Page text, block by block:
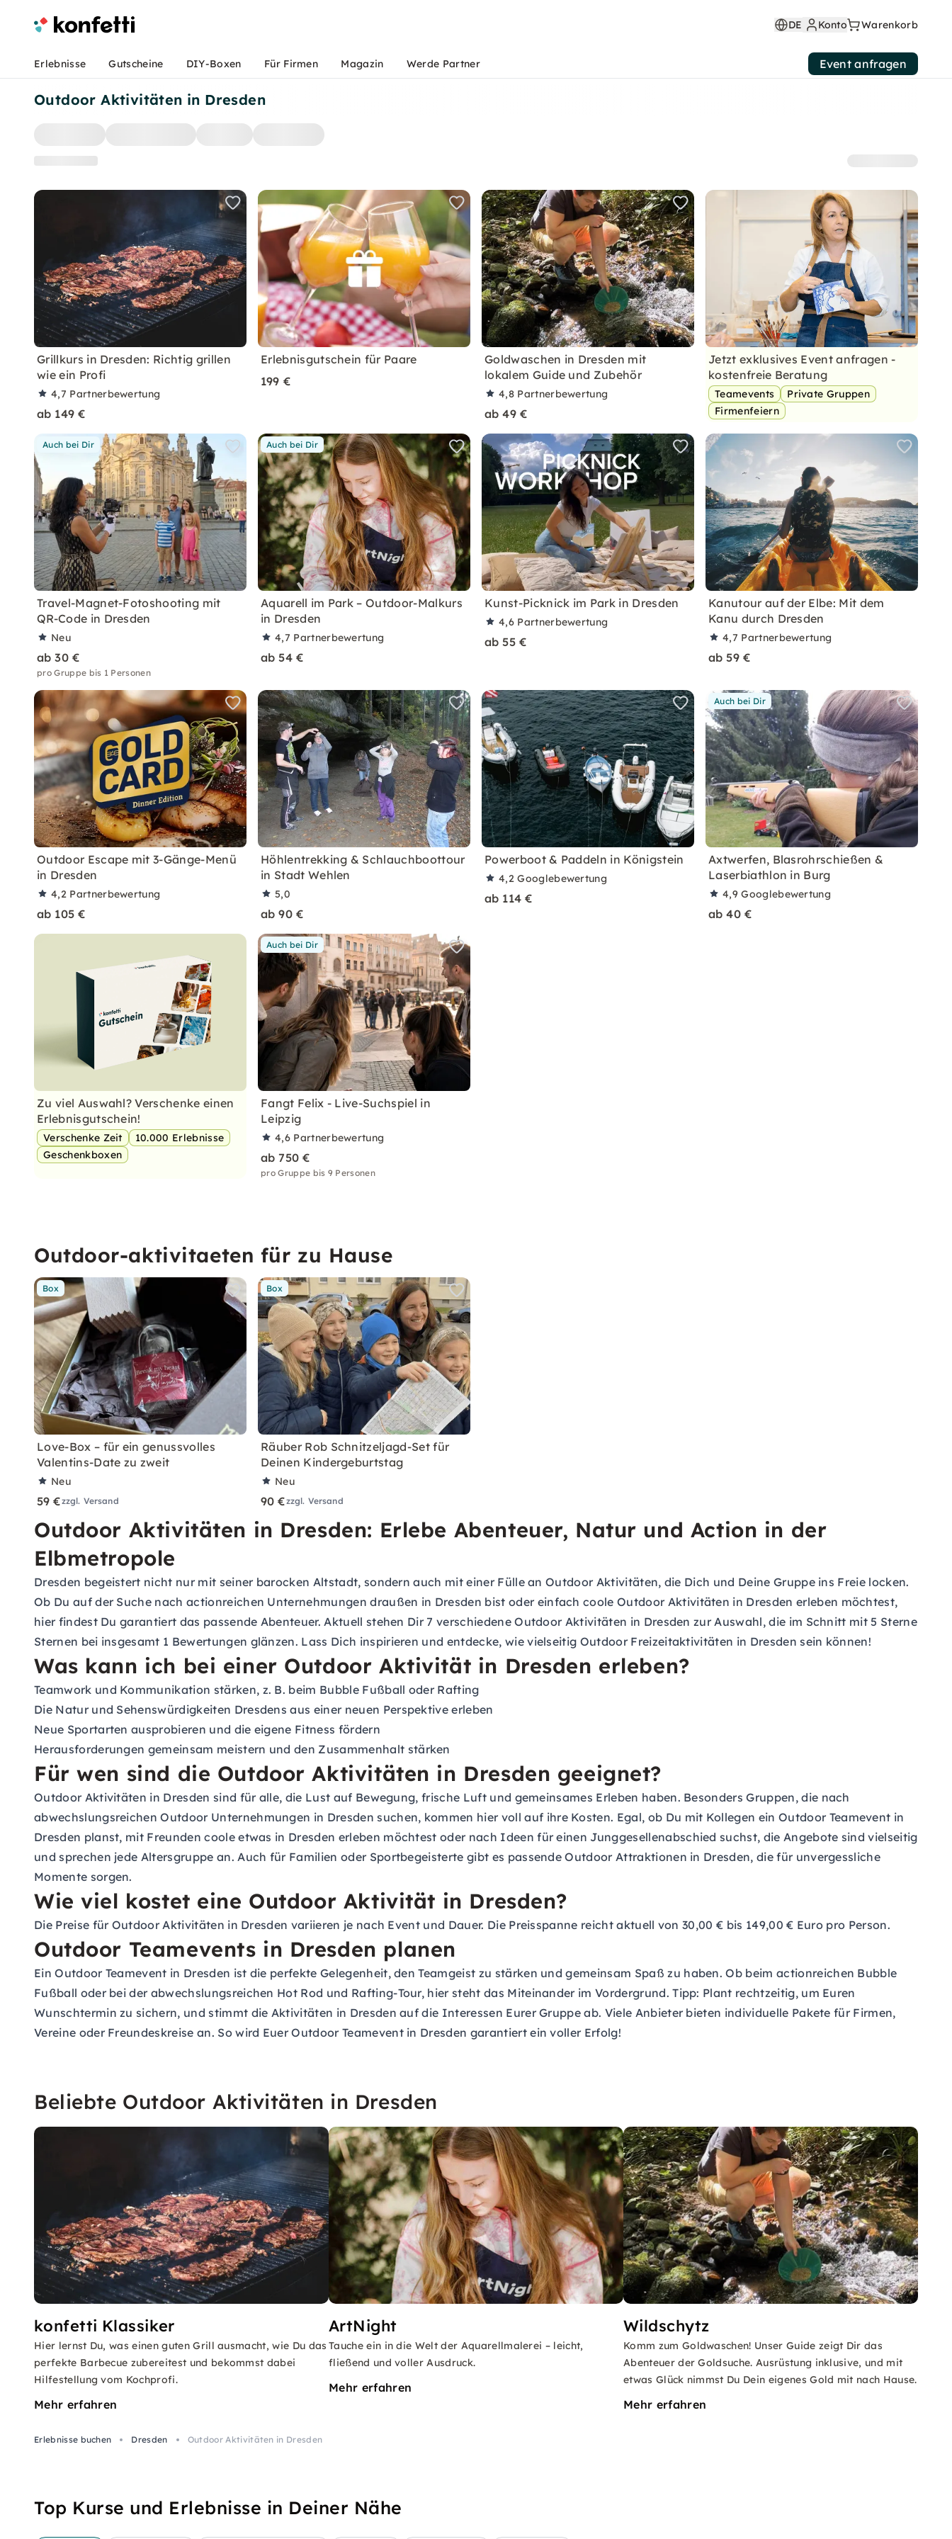
Outdoor Aktivitäten in Dresden
Grillkurs in Dresden: Richtig grillen
wie ein Profi
4,7 Partnerbewertung
ab 149 €
Erlebnisgutschein für Paare
199 €
Goldwaschen in Dresden mit
lokalem Guide und Zubehör
4,8 Partnerbewertung
ab 49 €
Jetzt exklusives Event anfragen -
kostenfreie Beratung
Teamevents
Private Gruppen
Firmenfeiern
Auch bei Dir
Travel-Magnet-Fotoshooting mit
QR-Code in Dresden
Neu
ab 30 €
pro Gruppe bis 1 Personen
Auch bei Dir
Aquarell im Park – Outdoor-Malkurs
in Dresden
4,7 Partnerbewertung
ab 54 €
Kunst-Picknick im Park in Dresden
4,6 Partnerbewertung
ab 55 €
Kanutour auf der Elbe: Mit dem
Kanu durch Dresden
4,7 Partnerbewertung
ab 59 €
Outdoor Escape mit 3-Gänge-Menü
in Dresden
4,2 Partnerbewertung
ab 105 €
Höhlentrekking & Schlauchboottour
in Stadt Wehlen
5,0
ab 90 €
Powerboot & Paddeln in Königstein
4,2Googlebewertung
ab 114 €
Auch bei Dir
Axtwerfen, Blasrohrschießen &
Laserbiathlon in Burg
4,9Googlebewertung
ab 40 €
Zu viel Auswahl? Verschenke einen
Erlebnisgutschein!
Verschenke Zeit
10.000 Erlebnisse
Geschenkboxen
Auch bei Dir
Fangt Felix - Live-Suchspiel in
Leipzig
4,6 Partnerbewertung
ab 750 €
pro Gruppe bis 9 Personen
Outdoor-aktivitaeten für zu Hause
Box
Love-Box – für ein genussvolles
Valentins-Date zu zweit
Neu
59 €zzgl. Versand
Box
Räuber Rob Schnitzeljagd-Set für
Deinen Kindergeburtstag
Neu
90 €zzgl. Versand
Outdoor Aktivitäten in Dresden: Erlebe Abenteuer, Natur und Action in der
Elbmetropole
Dresden begeistert nicht nur mit seiner barocken Altstadt, sondern auch mit einer Fülle an Outdoor Aktivitäten, die Dich und Deine Gruppe ins Freie locken.
Ob Du auf der Suche nach actionreichen Unternehmungen draußen in Dresden bist oder einfach coole Outdoor Aktivitäten in Dresden erleben möchtest,
hier findest Du garantiert das passende Abenteuer. Aktuell stehen Dir 7 verschiedene Outdoor Aktivitäten in Dresden zur Auswahl, die im Schnitt mit 5 Sterne
Sternen bei insgesamt 1 Bewertungen glänzen. Lass Dich inspirieren und entdecke, wie vielseitig Outdoor Freizeitaktivitäten in Dresden sein können!
Was kann ich bei einer Outdoor Aktivität in Dresden erleben?
Teamwork und Kommunikation stärken, z. B. beim Bubble Fußball oder Rafting
Die Natur und Sehenswürdigkeiten Dresdens aus einer neuen Perspektive erleben
Neue Sportarten ausprobieren und die eigene Fitness fördern
Herausforderungen gemeinsam meistern und den Zusammenhalt stärken
Für wen sind die Outdoor Aktivitäten in Dresden geeignet?
Outdoor Aktivitäten in Dresden sind für alle, die Lust auf Bewegung, frische Luft und gemeinsames Erleben haben. Besonders Gruppen, die nach
abwechslungsreichen Outdoor Unternehmungen in Dresden suchen, kommen hier voll auf ihre Kosten. Egal, ob Du mit Kollegen ein Outdoor Teamevent in
Dresden planst, mit Freunden coole etwas in Dresden erleben möchtest oder nach Ideen für einen Junggesellenabschied suchst, die Angebote sind vielseitig
und sprechen jede Altersgruppe an. Auch für Familien oder Sportbegeisterte gibt es passende Outdoor Attraktionen in Dresden, die für unvergessliche
Momente sorgen.
Wie viel kostet eine Outdoor Aktivität in Dresden?
Die Preise für Outdoor Aktivitäten in Dresden variieren je nach Event und Dauer. Die Preisspanne reicht aktuell von 30,00 € bis 149,00 € Euro pro Person.
Outdoor Teamevents in Dresden planen
Ein Outdoor Teamevent in Dresden ist die perfekte Gelegenheit, den Teamgeist zu stärken und gemeinsam Spaß zu haben. Ob beim actionreichen Bubble
Fußball oder bei der abwechslungsreichen Hot Rod und Rafting-Tour, hier steht das Miteinander im Vordergrund. Tipp: Plant rechtzeitig, um Euren
Wunschtermin zu sichern, und stimmt die Aktivitäten in Dresden auf die Interessen Eurer Gruppe ab. Viele Anbieter bieten individuelle Pakete für Firmen,
Vereine oder Freundeskreise an. So wird Euer Outdoor Teamevent in Dresden garantiert ein voller Erfolg!
Beliebte Outdoor Aktivitäten in Dresden
konfetti Klassiker
Hier lernst Du, was einen guten Grill ausmacht, wie Du das
perfekte Barbecue zubereitest und bekommst dabei
Hilfestellung vom Kochprofi.
Mehr erfahren
ArtNight
Tauche ein in die Welt der Aquarellmalerei – leicht,
fließend und voller Ausdruck.
Mehr erfahren
Wildschytz
Komm zum Goldwaschen! Unser Guide zeigt Dir das
Abenteuer der Goldsuche. Ausrüstung inklusive, und mit
etwas Glück nimmst Du Dein eigenes Gold mit nach Hause.
Mehr erfahren
Erlebnisse buchen Dresden Outdoor Aktivitäten in Dresden
DE Konto Warenkorb
Erlebnisse Gutscheine DIY-Boxen Für Firmen Magazin Werde Partner Event anfragen
Top Kurse und Erlebnisse in Deiner Nähe